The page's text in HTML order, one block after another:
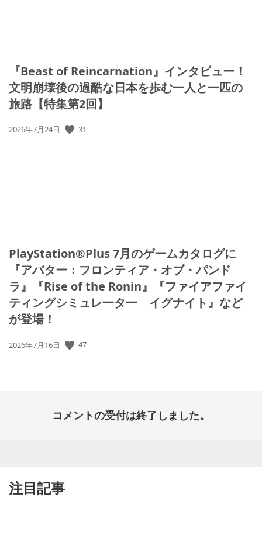
『Beast of Reincarnation』インタビュー！
文明崩壊後の過酷な日本を歩む一人と一匹の
旅路【特集第2回】
公
2026年7月24日 31
PlayStation®Plus 7月のゲームカタログに
『アバター：フロンティア・オブ・パンド
ラ』『Rise of the Ronin』『ファイアファイ
ティングシミュレ一タ一 イグナイト』など
が登場！
公
2026年7月16日 47
コメントの受付は終了しました。
注目記事